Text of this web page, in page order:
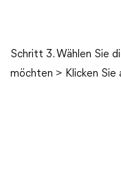
Schritt 3. Wählen Sie
möchten > Klicken Sie